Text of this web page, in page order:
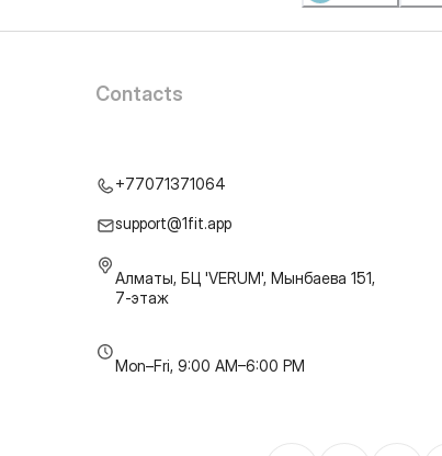
Contacts
+77071371064
support@1fit.app
Алматы, БЦ 'VERUM', Мынбаева 151,
7-этаж
Mon–Fri, 9:00 AM–6:00 PM